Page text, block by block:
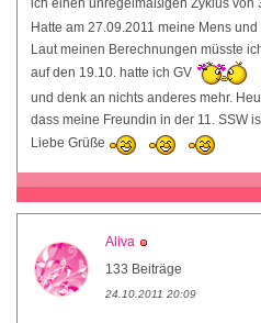
Hatte am 27.09.2011 meine Mens
Laut meinen Berechnungen müsste
auf den 19.10. hatte ich GV
und denk an nichts anderes mehr.
dass meine Freundin in der 11. SSW
Liebe Grüße
Aliva
133 Beiträge
24.10.2011 20:09